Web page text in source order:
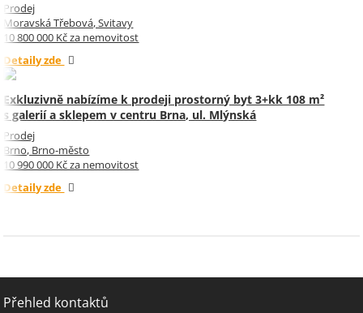
Prodej
Moravská Třebová, Svitavy
10 800 000 Kč za nemovitost
Detaily zde
Exkluzivně nabízíme k prodeji prostorný byt 3+kk 108 m²
s galerií a sklepem v centru Brna, ul. Mlýnská
Prodej
Brno, Brno-město
10 990 000 Kč za nemovitost
Detaily zde
Přehled kontaktů